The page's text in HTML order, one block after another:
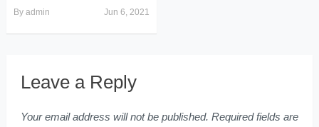
By admin Jun 6, 2021
Leave a Reply
Your email address will not be published. Required fields are